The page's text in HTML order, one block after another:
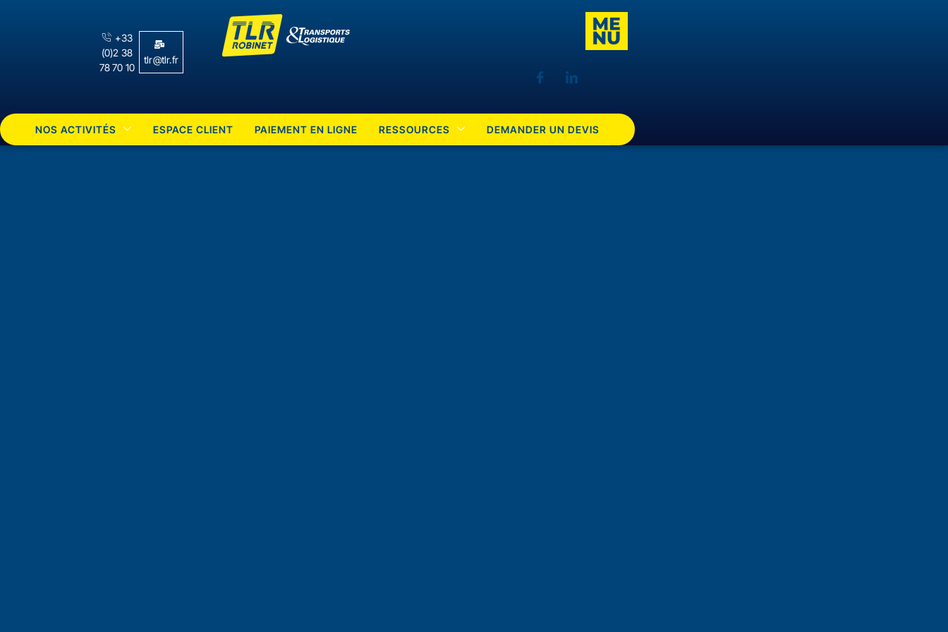
+33
(0)2 38
78 70 10
tlr@tlr.fr
NOS ACTIVITÉS ESPACE CLIENT PAIEMENT EN LIGNE RESSOURCES DEMANDER UN DEVIS